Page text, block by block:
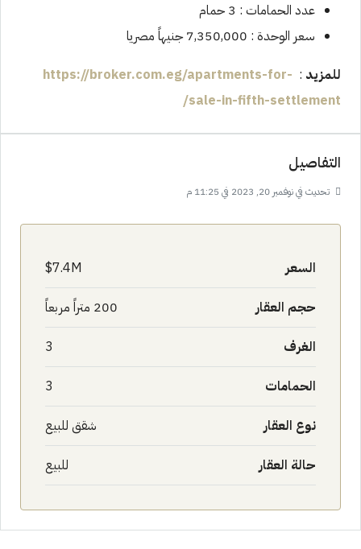
عدد الحمامات : 3 حمام
سعر الوحدة : 7,350,000 جنيهاً مصريا
للمزيد :
https://broker.com.eg/apartments-for-
sale-in-fifth-settlement
/
التفاصيل
تحديث في نوفمبر 20, 2023 في 11:25 م
السعر 7.4M$
حجم العقار 200 متراً مربعاً
الغرف 3
الحمامات 3
نوع العقار شقق للبيع
حالة العقار للبيع